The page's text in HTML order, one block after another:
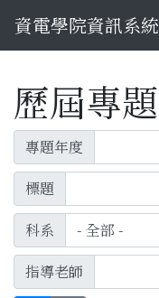
資電學院資訊系統
歷屆專題
專題年度
標題
科系
指導老師